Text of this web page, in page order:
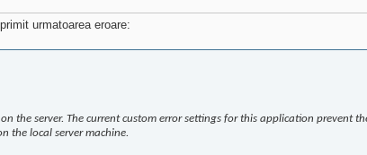
urmatoarea eroare:
the server. The current custom error settings for this application prevent
the local server machine.